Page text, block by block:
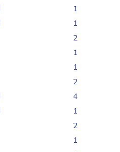
1
1
2
1
1
2
4
1
2
1